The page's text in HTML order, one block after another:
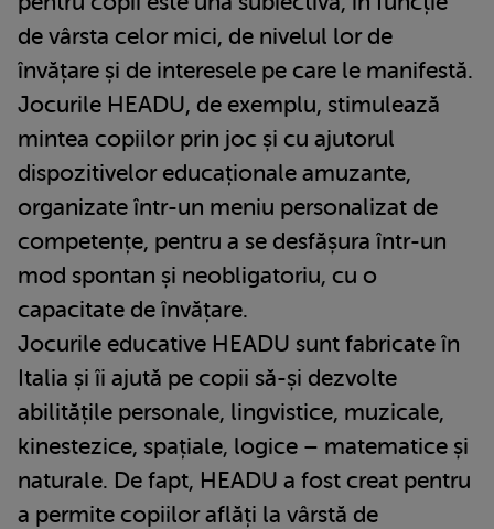
de vârsta celor mici, de nivelul lor de
învățare și de interesele pe care le manifestă.
Jocurile HEADU, de exemplu, stimulează
mintea copiilor prin joc și cu ajutorul
dispozitivelor educaționale amuzante,
organizate într-un meniu personalizat de
competențe, pentru a se desfășura într-un
mod spontan și neobligatoriu, cu o
capacitate de învățare.
Jocurile educative HEADU sunt fabricate în
Italia și îi ajută pe copii să-și dezvolte
abilitățile personale, lingvistice, muzicale,
kinestezice, spațiale, logice – matematice și
naturale. De fapt, HEADU a fost creat pentru
a permite copiilor aflăți la vârstă de